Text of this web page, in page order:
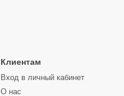
Клиентам
Вход в личный кабинет
О нас